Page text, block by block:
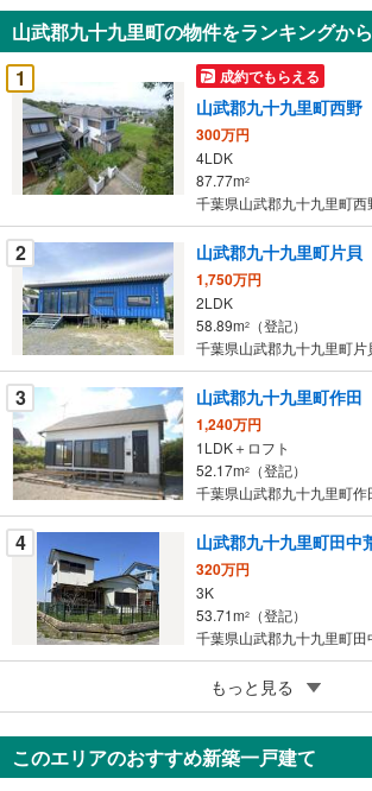
知
を
受
け
取
る
・
条
件
を
マ
イ
ペ
ー
ジ
に
保
存
す
る
山武郡九十九里町の物件をランキングか
1
成約でもらえる
山武郡九十九里町西野
300万円
4LDK
87.77m2
千葉県山武郡九十九里町西
2 山武郡九十九里町片貝
1,750万円
2LDK
58.89m2
（登記）
千葉県山武郡九十九里町片
3 山武郡九十九里町作田
1,240万円
1LDK＋ロフト
52.17m2
（登記）
千葉県山武郡九十九里町作
4 山武郡九十九里町田中
320万円
3K
53.71m2
（登記）
千葉県山武郡九十九里町田
山武郡九十九里町粟生
2,980万円
1LDK
57.96m2（登記）
千葉県山武郡九十九里町粟
もっと見る
このエリアのおすすめ新築一戸建て